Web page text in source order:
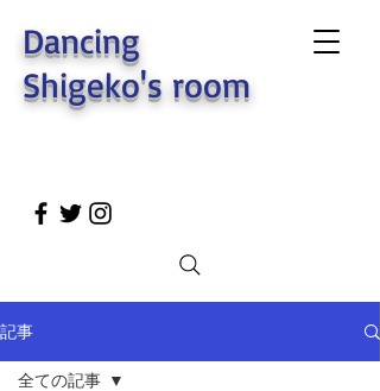
Dancing
Shigeko's room
記事
全ての記事